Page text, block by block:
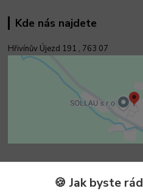
Kde nás najdete
Hřivínův Újezd 191 , 763 07
Kontakty🍪 Jak byste